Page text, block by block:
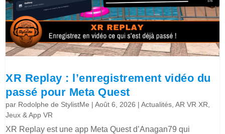
XR Replay : l’enregistrement vidéo du
passé pour Meta Quest
par Rodolphe de StylistMe |Août 6, 2026 |Actualités ,AR VR XR
Jeux & App VR
XR Replay est une app Meta Quest d’Anagan79 qui